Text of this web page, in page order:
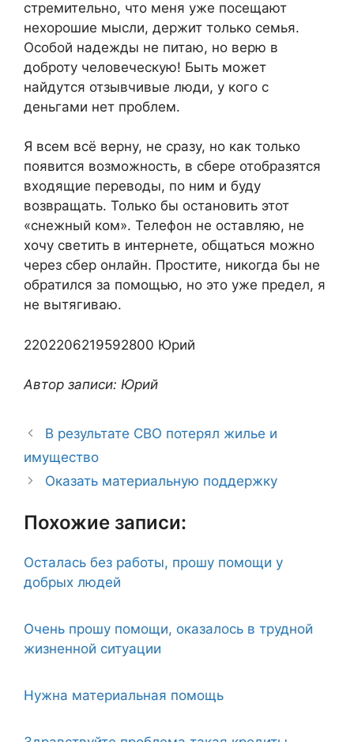
стремительно, что меня уже посещают
нехорошие мысли, держит только семья.
Особой надежды не питаю, но верю в
доброту человеческую! Быть может
найдутся отзывчивые люди, у кого с
деньгами нет проблем.
Я всем всё верну, не сразу, но как только
появится возможность, в сбере отобразятся
входящие переводы, по ним и буду
возвращать. Только бы остановить этот
«снежный ком». Телефон не оставляю, не
хочу светить в интернете, общаться можно
через сбер онлайн. Простите, никогда бы не
обратился за помощью, но это уже предел, я
не вытягиваю.
2202206219592800 Юрий
Автор записи: Юрий
В результате СВО потерял жилье и
имущество
Оказать материальную поддержку
Похожие записи:
Осталась без работы, прошу помощи у
добрых людей
Очень прошу помощи, оказалось в трудной
жизненной ситуации
Нужна материальная помощь